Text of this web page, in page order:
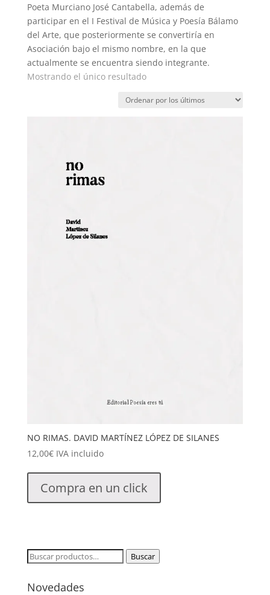
Poeta Murciano José Cantabella, además de
participar en el I Festival de Música y Poesía Bálamo
del Arte, que posteriormente se convertiría en
Asociación bajo el mismo nombre, en la que
actualmente se encuentra siendo integrante.
Mostrando el único resultado
NO RIMAS. DAVID MARTÍNEZ LÓPEZ DE SILANES
12,00€ IVA incluido
Compra en un click
Buscar
Buscar
Novedades